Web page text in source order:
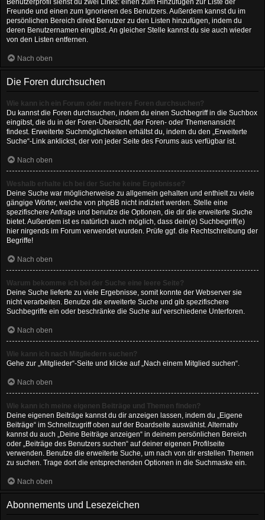
Benutzerprofil siehst du zwei Links: einen zum Hinzufügen zur Liste der
Freunde und einen zum Ignorieren des Benutzers. Außerdem kannst du im
persönlichen Bereich direkt Benutzer zu den Listen hinzufügen, indem du
deren Benutzernamen eingibst. An gleicher Stelle kannst du sie auch wieder
von den Listen entfernen.
Nach oben
Die Foren durchsuchen
Wie kann ich ein Forum oder mehrere Foren durchsuchen?
Du kannst die Foren durchsuchen, indem du einen Suchbegriff in die Suchbox
eingibst, die du in der Foren-Übersicht, der Foren- oder Themenansicht
findest. Erweiterte Suchmöglichkeiten erhältst du, indem du den „Erweiterte
Suche“-Link anklickst, der von jeder Seite des Forums aus verfügbar ist.
Nach oben
Weshalb erhalte ich bei der Suche keine Ergebnisse?
Deine Suche war möglicherweise zu allgemein gehalten und enthielt zu viele
gängige Wörter, welche von phpBB nicht indiziert werden. Stelle eine
spezifischere Anfrage und benutze die Optionen, die dir die erweiterte Suche
bietet. Außerdem ist es natürlich auch möglich, dass dein(e) Suchbegriff(e)
hier nirgends im Forum verwendet wurden. Prüfe ggf. die Rechtschreibung der
Begriffe!
Nach oben
Warum bekomme ich bei der Suche eine leere Seite?
Deine Suche lieferte zu viele Ergebnisse, somit konnte der Webserver sie
nicht verarbeiten. Benutze die erweiterte Suche und gib spezifischere
Suchbegriffe ein oder beschränke die Suche auf verschiedene Unterforen.
Nach oben
Wie kann ich nach Mitgliedern suchen?
Gehe zur „Mitglieder“-Seite und klicke auf „Nach einem Mitglied suchen“.
Nach oben
Wie kann ich meine eigenen Beiträge und Themen finden?
Deine eigenen Beiträge kannst du dir anzeigen lassen, indem du „Eigene
Beiträge“ im Schnellzugriff oben auf der Boardseite auswählst. Alternativ
kannst du auch „Deine Beiträge anzeigen“ in deinem persönlichen Bereich
oder „Beiträge des Benutzers suchen“ auf deiner eigenen Profilseite
verwenden. Benutze die erweiterte Suche, um nach von dir erstellen Themen
zu suchen. Trage dort die entsprechenden Optionen in die Suchmaske ein.
Nach oben
Abonnements und Lesezeichen